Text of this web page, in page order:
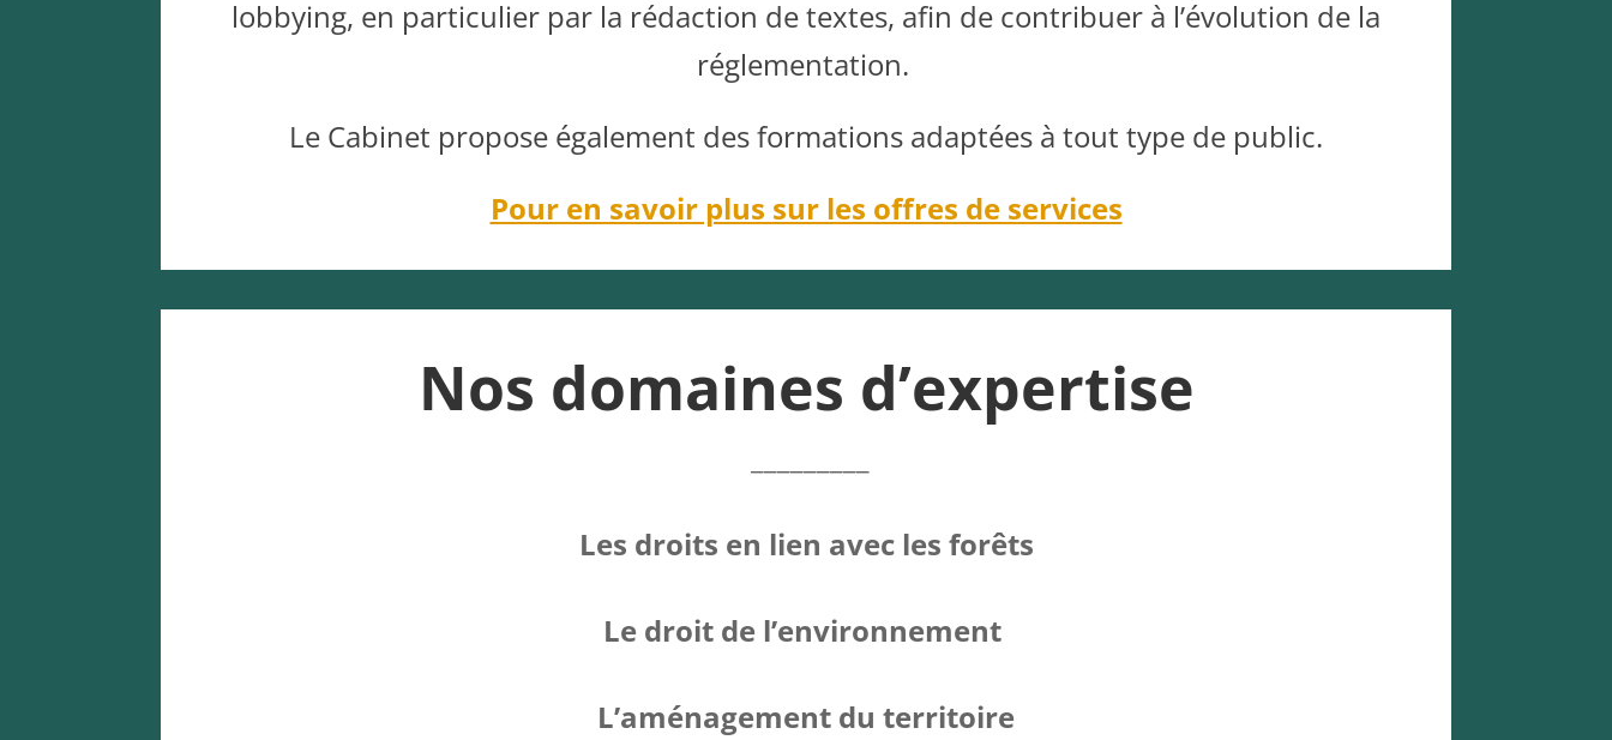
lobbying, en particulier par la rédaction de textes, afin de contribuer à l’évolution de la
réglementation.
Le Cabinet propose également des formations adaptées à tout type de public.
Pour en savoir plus sur les offres de services
Nos domaines d’expertise
Les droits en lien avec les forêts
Le droit de l’environnement
L’aménagement du territoire